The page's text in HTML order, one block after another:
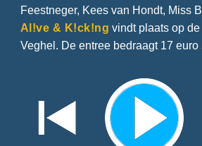
Feestneger, Kees van Hondt, Miss
Al!ve & K!ck!ng vindt plaats op
Veghel. De entree bedraagt 17 euro